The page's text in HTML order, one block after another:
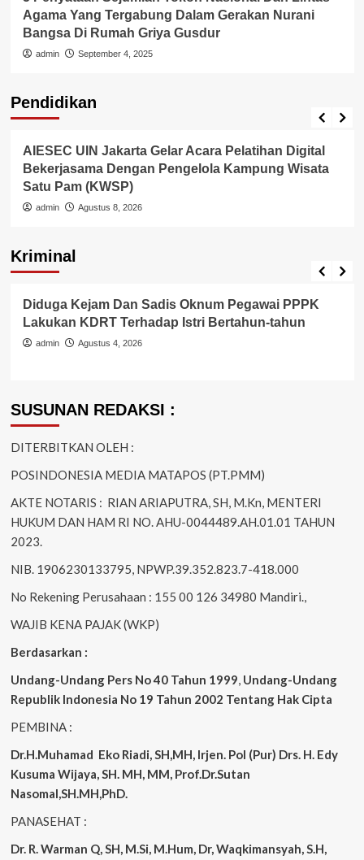
Agama Yang Tergabung Dalam Gerakan Nurani
Bangsa Di Rumah Griya Gusdur
admin September 4, 2025
Pendidikan
Internasional
AIESEC UIN Jakarta Gelar Acara Pelatihan Digital
Bekerjasama Dengan Pengelola Kampung Wisata
Satu Pam (KWSP)
admin Agustus 8, 2026
Kriminal
Berita Polisi
Diduga Kejam Dan Sadis Oknum Pegawai PPPK
Lakukan KDRT Terhadap Istri Bertahun-tahun
admin Agustus 4, 2026
SUSUNAN REDAKSI :
DITERBITKAN OLEH :
POSINDONESIA MEDIA MATAPOS (PT.PMM)
AKTE NOTARIS : RIAN ARIAPUTRA, SH, M.Kn, MENTERI
HUKUM DAN HAM RI NO. AHU-0044489.AH.01.01 TAHUN
2023.
NIB. 1906230133795, NPWP.39.352.823.7-418.000
No Rekening Perusahaan : 155 00 126 34980 Mandiri.,
WAJIB KENA PAJAK (WKP)
Berdasarkan :
Undang-Undang Pers No 40 Tahun 1999, Undang-Undang
Republik Indonesia No 19 Tahun 2002 Tentang Hak Cipta
PEMBINA :
Dr.H.Muhamad Eko Riadi, SH,MH, Irjen. Pol (Pur) Drs. H. Edy
Kusuma Wijaya, SH. MH, MM, Prof.Dr.Sutan
Nasomal,SH.MH,PhD.
PANASEHAT :
Dr. R. Warman Q, SH, M.Si, M.Hum, Dr, Waqkimansyah, S.H,